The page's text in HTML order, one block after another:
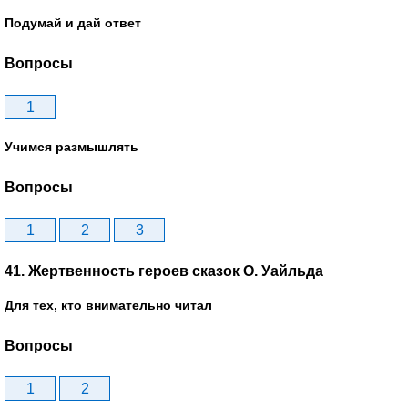
Подумай и дай ответ
Вопросы
1
Учимся размышлять
Вопросы
1 2 3
41. Жертвенность героев сказок О. Уайльда
Для тех, кто внимательно читал
Вопросы
1 2